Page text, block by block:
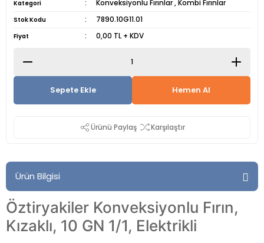
Kategori Konveksiyonlu Fırınlar ,Kombi Fırınlar
Stok Kodu 7890.10G11.01
Fiyat 0,00 TL + KDV
Sepete Ekle Hemen Al
Ürünü Paylaş Karşılaştır
Ürün Bilgisi
Öztiryakiler Konveksiyonlu Fırın,
Kızaklı, 10 GN 1/1, Elektrikli